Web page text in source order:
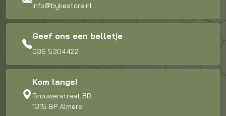
info@bykestore.nl
Geef ons een belletje
036 5304422
Kom langs!
Brouwerstraat 8B
1315 BP Almere